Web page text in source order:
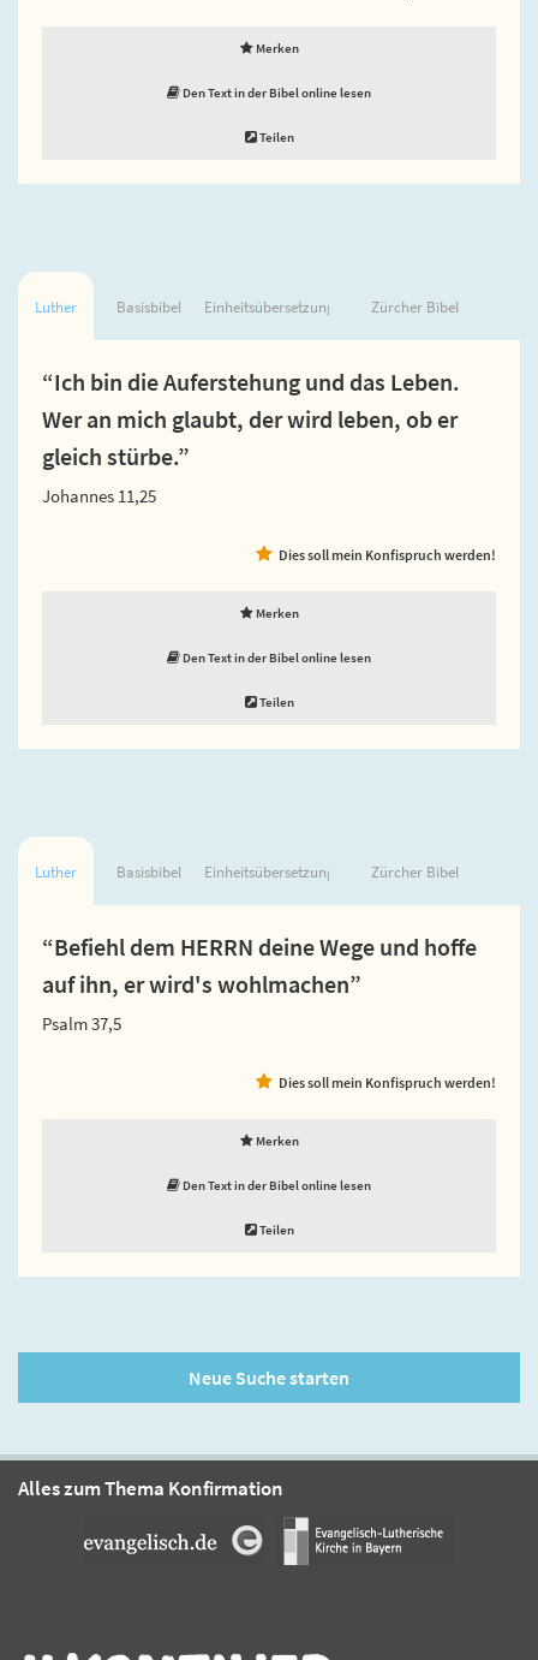
Merken
Den Text in der Bibel online lesen
Teilen
Luther Basisbibel Einheitsübersetzung Zürcher Bibel
“Ich bin die Auferstehung und das Leben.
Wer an mich glaubt, der wird leben, ob er
gleich stürbe.”
Johannes 11,25
Dies soll mein Konfispruch werden!
Merken
Den Text in der Bibel online lesen
Teilen
Luther Basisbibel Einheitsübersetzung Zürcher Bibel
“Befiehl dem HERRN deine Wege und hoffe
auf ihn, er wird's wohlmachen”
Psalm 37,5
Dies soll mein Konfispruch werden!
Merken
Den Text in der Bibel online lesen
Teilen
Neue Suche starten
Alles zum Thema Konfirmation